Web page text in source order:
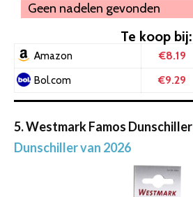
Geen nadelen gevonden
Te koop bij:
Amazon €8.19
Bol.com €9.29
5. Westmark Famos Dunschiller
Dunschiller van 2026